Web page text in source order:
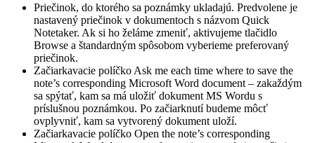
Priečinok, do ktorého sa poznámky ukladajú. Predvolene je
nastavený priečinok v dokumentoch s názvom Quick
Notetaker. Ak si ho želáme zmeniť, aktivujeme tlačidlo
Browse a štandardným spôsobom vyberieme preferovaný
priečinok.
Začiarkavacie políčko Ask me each time where to save the
note’s corresponding Microsoft Word document – zakaždým
sa spýtať, kam sa má uložiť dokument MS Wordu s
príslušnou poznámkou. Po začiarknutí budeme môcť
ovplyvniť, kam sa vytvorený dokument uloží.
Začiarkavacie políčko Open the note’s corresponding